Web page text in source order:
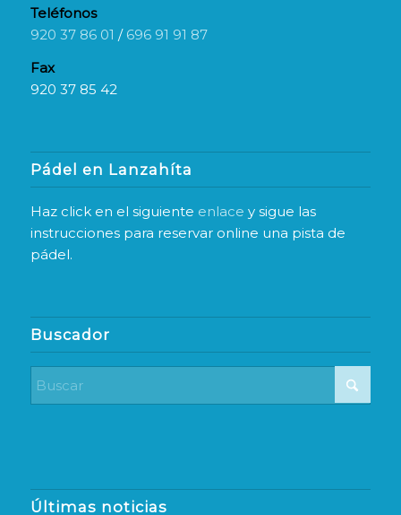
Teléfonos
920 37 86 01 / 696 91 91 87
Fax
920 37 85 42
Pádel en Lanzahíta
Haz click en el siguiente enlace y sigue las
instrucciones para reservar online una pista de
pádel.
Buscador
Últimas noticias